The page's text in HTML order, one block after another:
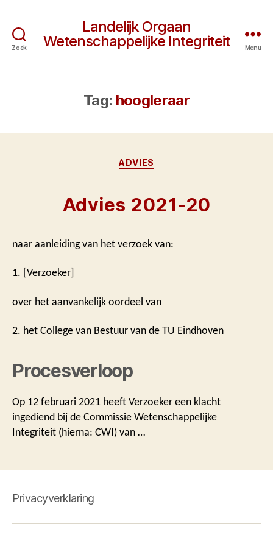
Zoek
Landelijk Orgaan
Wetenschappelijke Integriteit
Menu
Tag: hoogleraar
Categorieën
ADVIES
Advies 2021-20
naar aanleiding van het verzoek van:
1. [Verzoeker]
over het aanvankelijk oordeel van
2. het College van Bestuur van de TU Eindhoven
Procesverloop
Op 12 februari 2021 heeft Verzoeker een klacht
ingediend bij de Commissie Wetenschappelijke
Integriteit (hierna: CWI) van …
Privacyverklaring